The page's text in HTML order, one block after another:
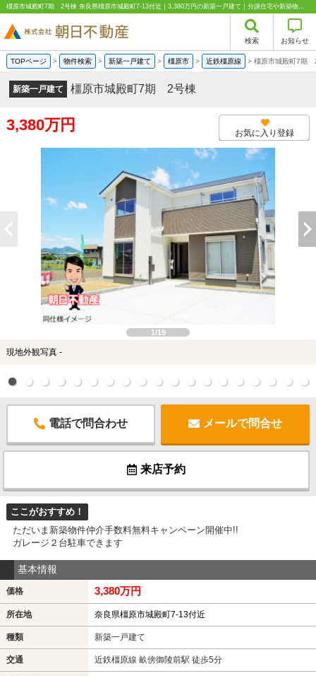
橿原市城殿町7期 2号棟 奈良県橿原市城殿町7-13付近｜3,380万円の新築一戸建て｜分譲住宅や新築物件｜株式会社朝日不動産
検索 お知らせ
TOPページ > 物件検索 > 新築一戸建て > 橿原市 > 近鉄橿原線 > 橿原市城殿町7期
新築一戸建て 橿原市城殿町7期 2号棟
3,380万円 お気に入り登録
1/19
現地外観写真 -
電話で問合わせ メールで問合せ
来店予約
ここがおすすめ！
ただいま新築物件仲介手数料無料キャンペーン開催中!!
ガレージ２台駐車できます
基本情報
価格 3,380万円
所在地 奈良県橿原市城殿町7-13付近
種類 新築一戸建て
交通 近鉄橿原線 畝傍御陵前駅 徒歩5分